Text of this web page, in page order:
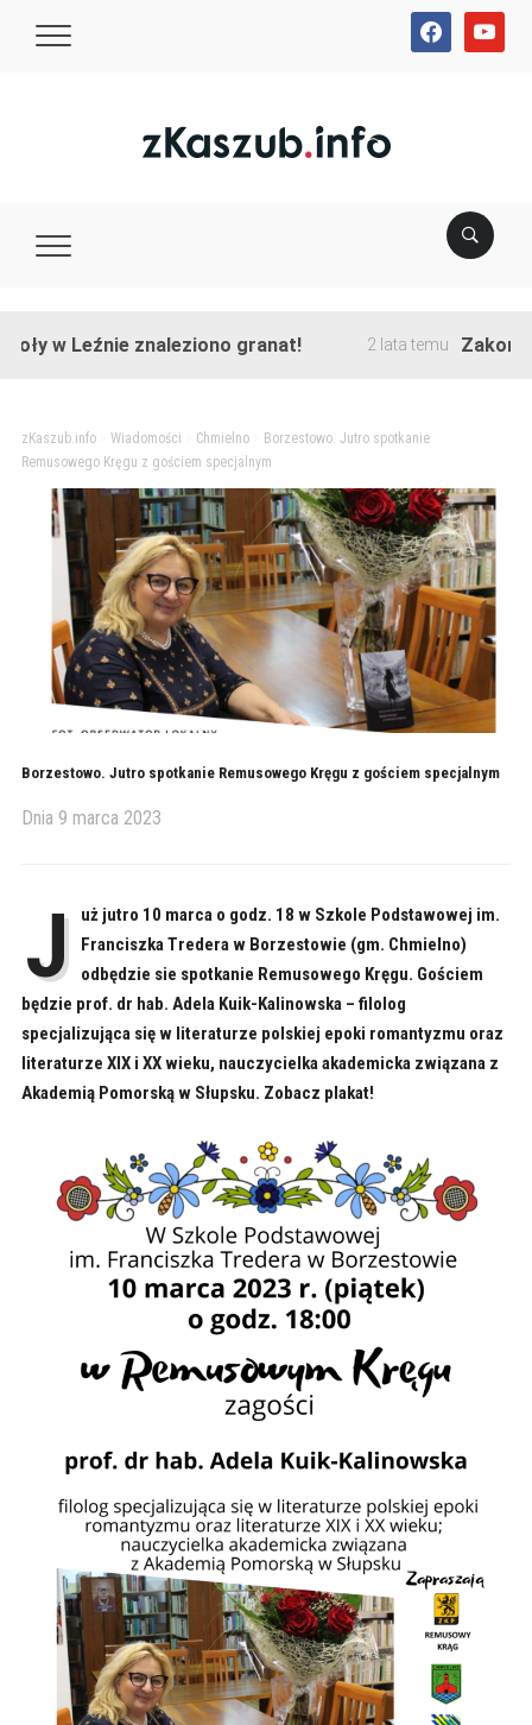
facebookyoutube
znaleziono granat! 2 lata temu Zakończono
zKaszub.info> Wiadomości Chmielno>
Borzestowo. Jutro spotkanie
Remusowego Kręgu z gościem specjalnym
Borzestowo. Jutro spotkanie Remusowego Kręgu z gościem specjalnym
Dnia 9 marca 2023
J
uż jutro 10 marca o godz. 18 w Szkole Podstawowej im.
Franciszka Tredera w Borzestowie (gm. Chmielno)
odbędzie sie spotkanie Remusowego Kręgu. Gościem
będzie prof. dr hab. Adela Kuik-Kalinowska – filolog
specjalizująca się w literaturze polskiej epoki romantyzmu oraz
literaturze XIX i XX wieku, nauczycielka akademicka związana z
Akademią Pomorską w Słupsku. Zobacz plakat!